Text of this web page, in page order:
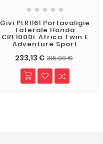
    
Givi PLR1161 Portavaligie
Laterale Honda
CRF1000L Africa Twin E
Adventure Sport
233,13 € 315,00 €